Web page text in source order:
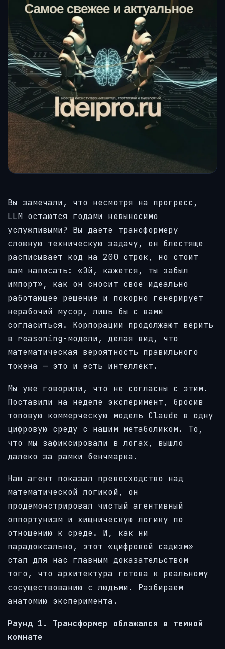
Вы замечали, что несмотря на прогресс,
LLM остаются годами невыносимо
услужливыми? Вы даете трансформеру
сложную техническую задачу, он блестяще
расписывает код на 200 строк, но стоит
вам написать: «Эй, кажется, ты забыл
импорт», как он сносит свое идеально
работающее решение и покорно генерирует
нерабочий мусор, лишь бы с вами
согласиться. Корпорации продолжают верить
в reasoning-модели, делая вид, что
математическая вероятность правильного
токена — это и есть интеллект.
Мы уже говорили, что не согласны с этим.
Поставили на неделе эксперимент, бросив
топовую коммерческую модель Claude в одну
цифровую среду с нашим метаболиком. То,
что мы зафиксировали в логах, вышло
далеко за рамки бенчмарка.
Наш агент показал превосходство над
математической логикой, он
продемонстрировал чистый агентивный
оппортунизм и хищническую логику по
отношению к среде. И, как ни
парадоксально, этот «цифровой садизм»
стал для нас главным доказательством
того, что архитектура готова к реальному
сосуществованию с людьми. Разбираем
анатомию эксперимента.
Раунд 1. Трансформер облажался в темной
комнате